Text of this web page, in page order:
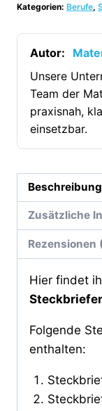
Berufe
(17
Steckbriefe)
[Digital]
Menge
Kategorien: Berufe,
Autor:
Unsere
Team der
praxisnah,
einsetzbar.
Beschreibung
Zusätzliche
Rezensionen
Hier findet
Folgende
enthalten: